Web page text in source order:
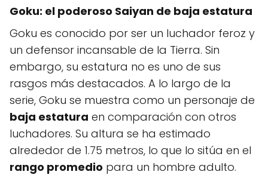
Goku: el poderoso Saiyan de baja estatura
Goku es conocido por ser un luchador feroz y
un defensor incansable de la Tierra. Sin
embargo, su estatura no es uno de sus
rasgos más destacados. A lo largo de la
serie, Goku se muestra como un personaje de
baja estatura en comparación con otros
luchadores. Su altura se ha estimado
alrededor de 1.75 metros, lo que lo sitúa en el
rango promedio para un hombre adulto.